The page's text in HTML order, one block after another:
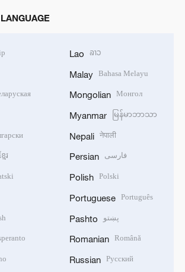
ែរ
Lao ລາວ
Malay Bahasa Melayu
Mongolian Монгол
Myanmar မြန်မာဘာသာ
Nepali नेपाली
Persian فارسی
Polish Polski
Portuguese Português
Pashto پښتو
Romanian Română
Russian Русский